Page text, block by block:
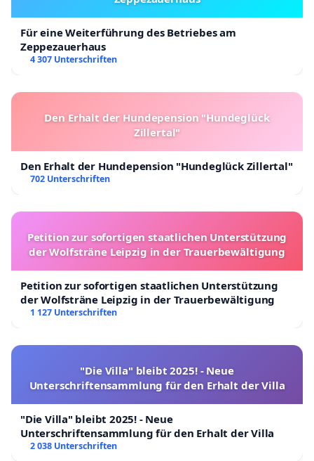
Für eine Weiterführung des Betriebes am
Zeppezauerhaus
4 307 Unterschriften
Den Erhalt der Hundepension "Hundeglück
Zillertal"
Den Erhalt der Hundepension "Hundeglück Zillertal"
702 Unterschriften
Petition zur sofortigen staatlichen Unterstützung
der Wolfsträne Leipzig in der Trauerbewältigung
Petition zur sofortigen staatlichen Unterstützung
der Wolfsträne Leipzig in der Trauerbewältigung
1 127 Unterschriften
"Die Villa" bleibt 2025! - Neue
Unterschriftensammlung für den Erhalt der Villa
"Die Villa" bleibt 2025! - Neue
Unterschriftensammlung für den Erhalt der Villa
2 038 Unterschriften